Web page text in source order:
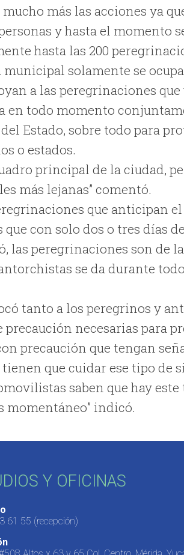
más las acciones ya
y hasta el momento
hasta las 200
solamente se
a las peregrinaciones
en todo momento
Estado, sobre todo para
o estados.
principal de la ciudad,
más lejanas” comentó.
que anticipan
que con solo dos o tres días
las peregrinaciones son de
se da durante
tanto a los peregrinos y
precaución necesarias para
precaución que tengan
que cuidar ese tipo de
saben que hay
momentáneo” indicó.
Y OFICINAS
61 55 (recepción)